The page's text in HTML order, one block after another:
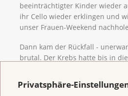
Privatsphäre-
beeinträchtigter Kinder wieder
ihr Cello wieder erklingen und
unser Frauen-Weekend
Dann kam der Rückfall -
brutal. Der Krebs hatte bis in
Kurzhaarfrisur formen lassen.